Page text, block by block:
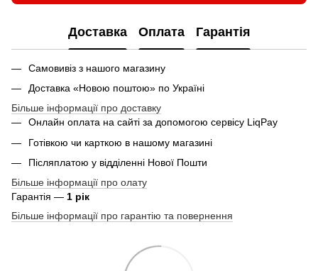
Доставка Оплата Гарантія
Самовивіз з нашого магазину
Доставка «Новою поштою» по Україні
Більше інформації про доставку
Онлайн оплата на сайті за допомогою сервісу LiqPay
Готівкою чи карткою в нашому магазині
Післяплатою у відділенні Нової Пошти
Більше інформації про олату
Гарантія — 1 рік
Більше інформації про гарантію та повернення